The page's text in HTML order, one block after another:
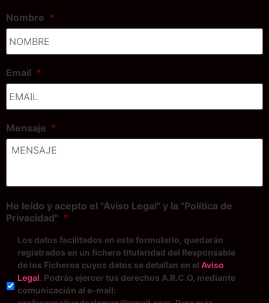
Nombre *
Email *
Mensaje *
He leído y acepto el "Aviso Legal" y la "Política de
Privacidad" *
Los datos facilitados en este formulario, quedarán
registrados en un fichero titularidad del Responsable
de los Ficheros cuyos datos se detallan en el Aviso
Legal. Podrás ejercer tus derechos A.R.C.O, mediante
comunicación al e-mail: